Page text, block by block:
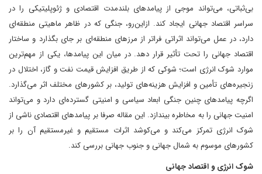
بی‌ثباتی، می‌تواند موجی از پیامدهای بلندمدت اقتصادی و ژئوپلیتیکی را در
سراسر اقتصاد جهانی ایجاد کند. ازاین‌رو، جنگی که در ظاهر ماهیتی منطقه‌ای
دارد، در عمل می‌تواند اثراتی فراتر از مرزهای منطقه‌ای بر جای بگذارد و ساختار
اقتصاد جهانی را تحت تأثیر قرار دهد. در میان این پیامدها، یکی از مهم‌ترین
موارد شوک انرژی است؛ شوکی که از طریق افزایش قیمت نفت و گاز، اختلال در
زنجیره‌های تأمین و افزایش هزینه‌های تولید، بر کشورهای مختلف اثر می‌گذارد.
اگرچه پیامدهای چنین جنگی ابعاد سیاسی و امنیتی گسترده‌ای دارد و می‌تواند
امنیت جهانی را به مخاطره بیندازد. این مقاله صرفا بر پیامدهای اقتصادی ناشی از
شوک انرژی تمرکز می‌کند و می‌کوشد اثرات مستقیم و غیرمستقیم آن را بر
کشورهای موسوم به شمال جهانی و جنوب جهانی بررسی کند.
شوک انرژی و اقتصاد جهانی